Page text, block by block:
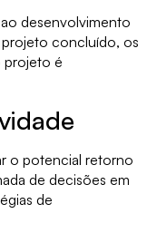
desenvolvimento
concluído, os
projeto é
o potencial retorno
de decisões em
de